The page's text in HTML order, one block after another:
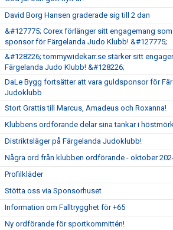
David Borg Hansen graderade sig till 2 dan
&#127775; Corex förlänger sitt engagemang
sponsor för Färgelanda Judo Klubb! &#127775;
&#128226; tommywidekarr.se stärker sitt
Färgelanda Judo Klubb! &#128226;
DaLe Bygg fortsätter att vara guldsponsor för
Judoklubb
Stort Grattis till Marcus, Amadeus och Roxanna!
Klubbens ordförande delar sina tankar i
Distriktsläger på Färgelanda Judoklubb!
Några ord från klubben ordförande - oktober
Profilkläder
Stötta oss via Sponsorhuset
Information om Falltrygghet för +65
Ny ordförande för sportkommittén!